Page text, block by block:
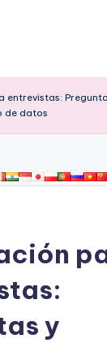
entrevistas:
de datos
y